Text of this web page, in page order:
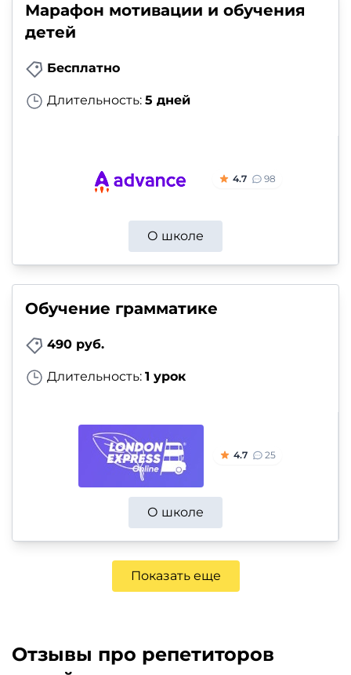
Марафон мотивации и обучения
детей
Бесплатно
Длительность: 5 дней
4.7 98
О школе
Обучение грамматике
490 руб.
Длительность: 1 урок
4.7 25
О школе
Показать еще
Отзывы про репетиторов